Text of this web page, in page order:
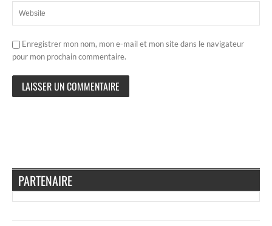
Enregistrer mon nom, mon e-mail et mon site dans le navigateur
pour mon prochain commentaire.
PARTENAIRE